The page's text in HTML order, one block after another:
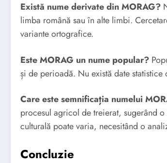
Există nume derivate din MORAG?
limba română sau în alte limbi.
variante ortografice.
Este MORAG un nume popular?
și de perioadă. Nu există date
Care este semnificația numelui
procesul agricol de treierat, sugerând
culturală poate varia, necesitând o
Concluzie